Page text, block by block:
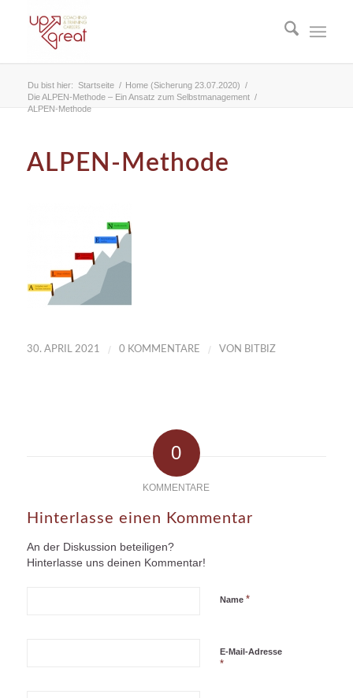
Du bist hier: Startseite / Home (Sicherung 23.07.2020) /
Die ALPEN-Methode – Ein Ansatz zum Selbstmanagement /
ALPEN-Methode
ALPEN-Methode
30. APRIL 2021 / 0 KOMMENTARE / VON BITBIZ
0
KOMMENTARE
Hinterlasse einen Kommentar
An der Diskussion beteiligen?
Hinterlasse uns deinen Kommentar!
Name *
E-Mail-Adresse
*